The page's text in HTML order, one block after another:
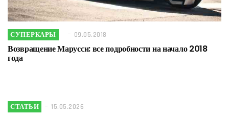
СУПЕРКАРЫ 09.05.2018
Возвращение Марусси: все подробности на начало 2018
года
СТАТЬИ 15.05.2026